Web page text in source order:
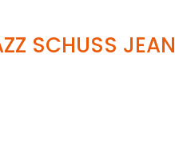
SCHUSS JEAN